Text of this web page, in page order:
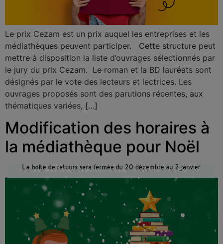
Le prix Cezam est un prix auquel les entreprises et les
médiathèques peuvent participer. Cette structure peut
mettre à disposition la liste d’ouvrages sélectionnés par
le jury du prix Cezam. Le roman et la BD lauréats sont
désignés par le vote des lecteurs et lectrices. Les
ouvrages proposés sont des parutions récentes, aux
thématiques variées, […]
Modification des horaires à
la médiathèque pour Noël